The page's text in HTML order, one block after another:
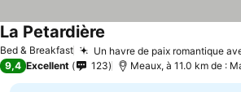
Bed & Breakfast Un havre de paix romantique
La Petardière
9,4 Excellent 123 Meaux, à 11.0 km de :